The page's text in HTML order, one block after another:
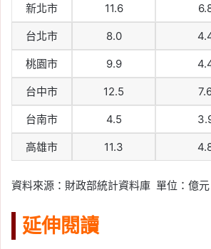
新北市 11.6
台北市 8.0
桃園市 9.9
台中市 12.5
台南市 4.5
高雄市 11.3
資料來源：財政部統計資料庫 單位：億元
延伸閱讀